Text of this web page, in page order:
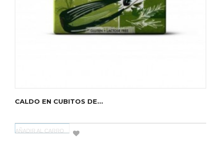
CALDO EN CUBITOS DE...
AÑADIR AL CARRO